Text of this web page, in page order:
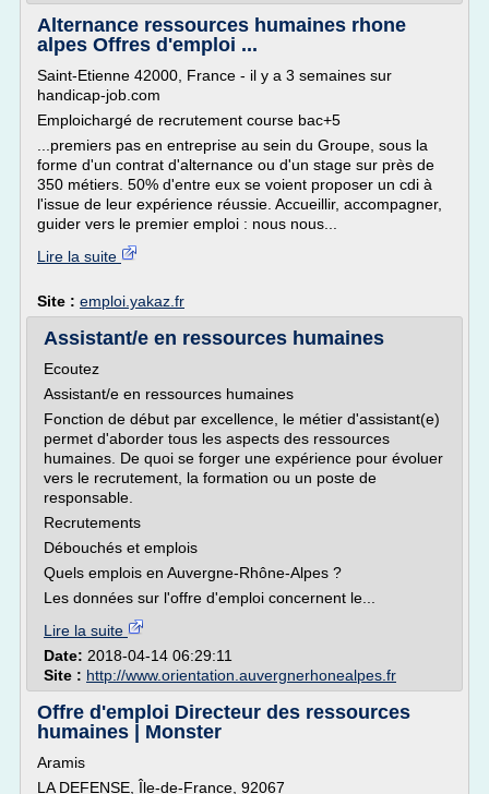
Alternance ressources humaines rhone
alpes Offres d'emploi ...
Saint-Etienne 42000, France - il y a 3 semaines sur
handicap-job.com
Emploichargé de recrutement course bac+5
...premiers pas en entreprise au sein du Groupe, sous la
forme d'un contrat d'alternance ou d'un stage sur près de
350 métiers. 50% d'entre eux se voient proposer un cdi à
l'issue de leur expérience réussie. Accueillir, accompagner,
guider vers le premier emploi : nous nous...
Lire la suite
Site : emploi.yakaz.fr
Assistant/e en ressources humaines
Ecoutez
Assistant/e en ressources humaines
Fonction de début par excellence, le métier d'assistant(e)
permet d'aborder tous les aspects des ressources
humaines. De quoi se forger une expérience pour évoluer
vers le recrutement, la formation ou un poste de
responsable.
Recrutements
Débouchés et emplois
Quels emplois en Auvergne-Rhône-Alpes ?
Les données sur l'offre d'emploi concernent le...
Lire la suite
Date: 2018-04-14 06:29:11
Site : http://www.orientation.auvergnerhonealpes.fr
Offre d'emploi Directeur des ressources
humaines | Monster
Aramis
LA DEFENSE, Île-de-France, 92067